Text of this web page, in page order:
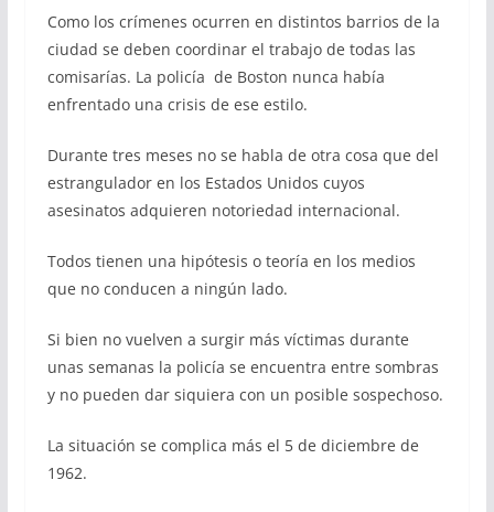
Como los crímenes ocurren en distintos barrios de la
ciudad se deben coordinar el trabajo de todas las
comisarías. La policía de Boston nunca había
enfrentado una crisis de ese estilo.
Durante tres meses no se habla de otra cosa que del
estrangulador en los Estados Unidos cuyos
asesinatos adquieren notoriedad internacional.
Todos tienen una hipótesis o teoría en los medios
que no conducen a ningún lado.
Si bien no vuelven a surgir más víctimas durante
unas semanas la policía se encuentra entre sombras
y no pueden dar siquiera con un posible sospechoso.
La situación se complica más el 5 de diciembre de
1962.